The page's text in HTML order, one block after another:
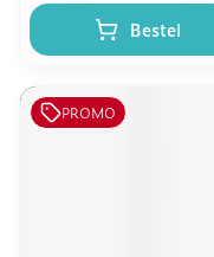
Bestel
PROMO